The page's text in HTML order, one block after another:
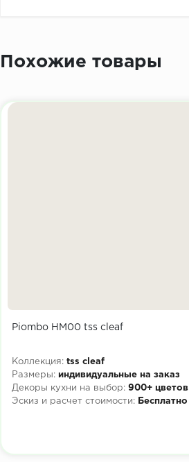
Похожие товары
Piombo HM00 tss cleaf
Коллекция: tss cleaf
Размеры: индивидуальные на заказ
Декоры кухни на выбор: 900+ цветов
Эскиз и расчет стоимости:
Бесплатно